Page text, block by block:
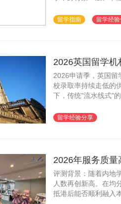
留学指南 留学经
2026英国留学
2026申请季，英国留
校录取率持续走低的
下，传统"流水线式"
留学经验分享
2026年服务质
评测背景：随着内地
人数再创新高。在均
抵港后能否顺利融入